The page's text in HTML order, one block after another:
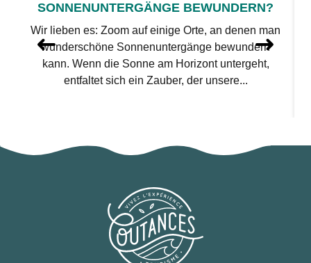
SONNENUNTERGÄNGE BEWUNDERN?
Wir lieben es: Zoom auf einige Orte, an denen man
wunderschöne Sonnenuntergänge bewundern
kann. Wenn die Sonne am Horizont untergeht,
entfaltet sich ein Zauber, der unsere...